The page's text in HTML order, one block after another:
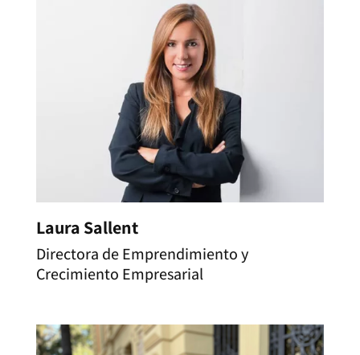
Laura Sallent
Directora de Emprendimiento y
Crecimiento Empresarial